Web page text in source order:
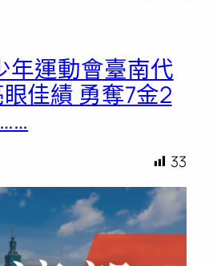
年運動會臺南代
佳績 勇奪7金2
33